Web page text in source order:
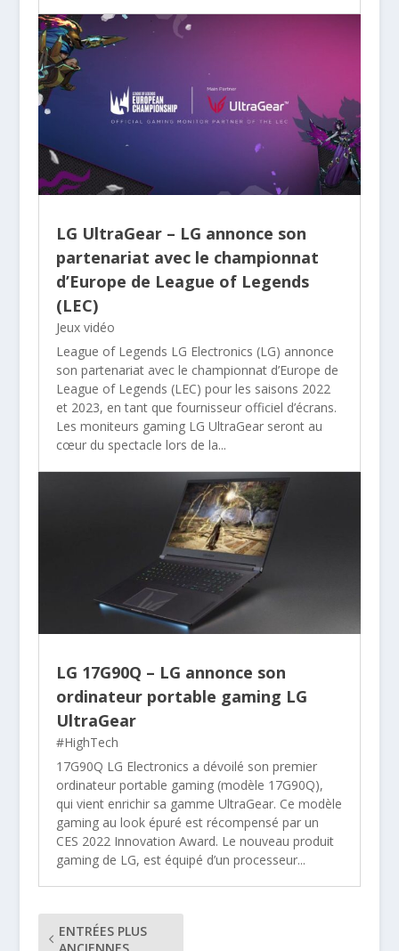
LG UltraGear – LG annonce son
partenariat avec le championnat
d’Europe de League of Legends
(LEC)
Jeux vidéo
League of Legends LG Electronics (LG) annonce
son partenariat avec le championnat d’Europe de
League of Legends (LEC) pour les saisons 2022
et 2023, en tant que fournisseur officiel d’écrans.
Les moniteurs gaming LG UltraGear seront au
cœur du spectacle lors de la...
LG 17G90Q – LG annonce son
ordinateur portable gaming LG
UltraGear
#HighTech
17G90Q LG Electronics a dévoilé son premier
ordinateur portable gaming (modèle 17G90Q),
qui vient enrichir sa gamme UltraGear. Ce modèle
gaming au look épuré est récompensé par un
CES 2022 Innovation Award. Le nouveau produit
gaming de LG, est équipé d’un processeur...
ENTRÉES PLUS